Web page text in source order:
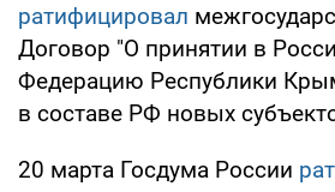
ратифицировал
Договор "О принятии в
Федерацию Республики
в составе РФ новых
20 марта Госдума России